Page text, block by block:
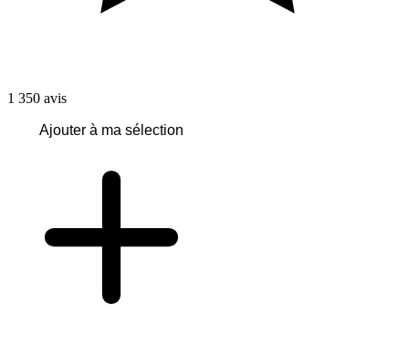
1 350 avis
Ajouter à ma sélection